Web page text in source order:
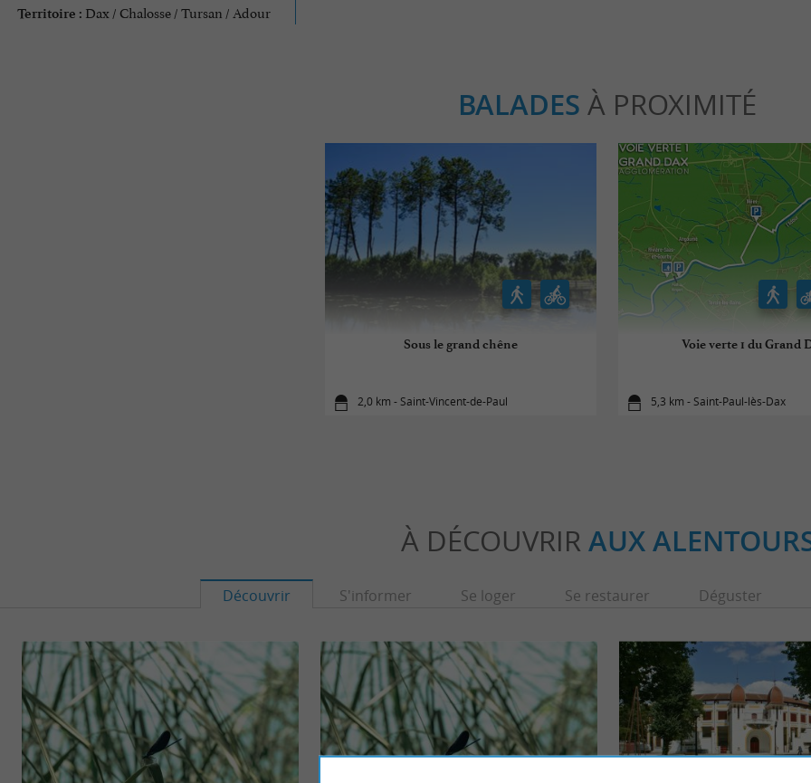
Territoire : Dax / Chalosse / Tursan / Adour
BALADES À PROXIMITÉ
Sous le grand chêne
2,0 km - Saint-Vincent-de-Paul
Voie verte 1 du Grand
5,3 km - Saint-Paul-lès-Dax
À DÉCOUVRIR AUX
Découvrir S'informer Se loger Se restaurer Déguster